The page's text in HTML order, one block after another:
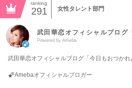
ranking
291 女性タレント部門
武田華恋オフィシャルブログ
Powered by Ameba
武田華恋オフィシャルブログ「今日もおつか
Amebaオフィシャルブロガー